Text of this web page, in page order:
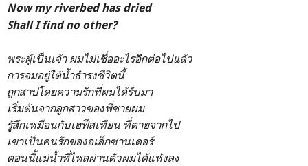
Now my riverbed has dried
Shall I find no other?
พระผู้เป็นเจ้า ผมไม่เชื่ออะไรอีกต่อไปแล้ว
การจมอยู่ใต้น้ำธำรงชีวิตนี้
ถูกสาปโดยความรักที่ผมได้รับมา
เริ่มต้นจากลูกสาวของพี่ชายผม
รู้สึกเหมือนกับเฮฟีสเทียน ที่ตายจากไป
เขาเป็นคนรักของอเล็กซานเดอร์
ตอนนี้แม่น้ำที่ไหลผ่านตัวผมได้แห้งลง